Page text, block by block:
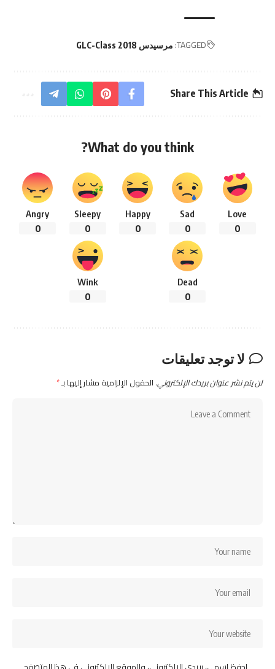
TAGGED: مرسيدس GLC-Class 2018
Share This Article
What do you think?
Love
0
Sad
0
Happy
0
Sleepy
0
Angry
0
Dead
0
Wink
0
لا توجد تعليقات
لن يتم نشر عنوان بريدك الإلكتروني. الحقول الإلزامية مشار إليها بـ*